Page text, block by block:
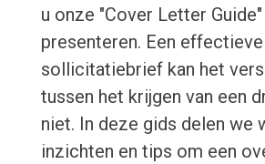
u onze "Cover Letter
presenteren. Een effectieve
sollicitatiebrief kan het
tussen het krijgen van een
niet. In deze gids delen we
inzichten en tips om een